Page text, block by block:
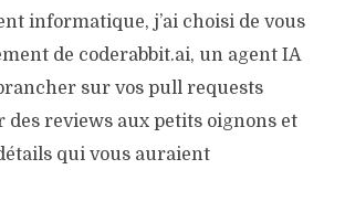
informatique, j’ai choisi de vous
de coderabbit.ai, un agent IA
sur vos pull requests
reviews aux petits oignons et
qui vous auraient